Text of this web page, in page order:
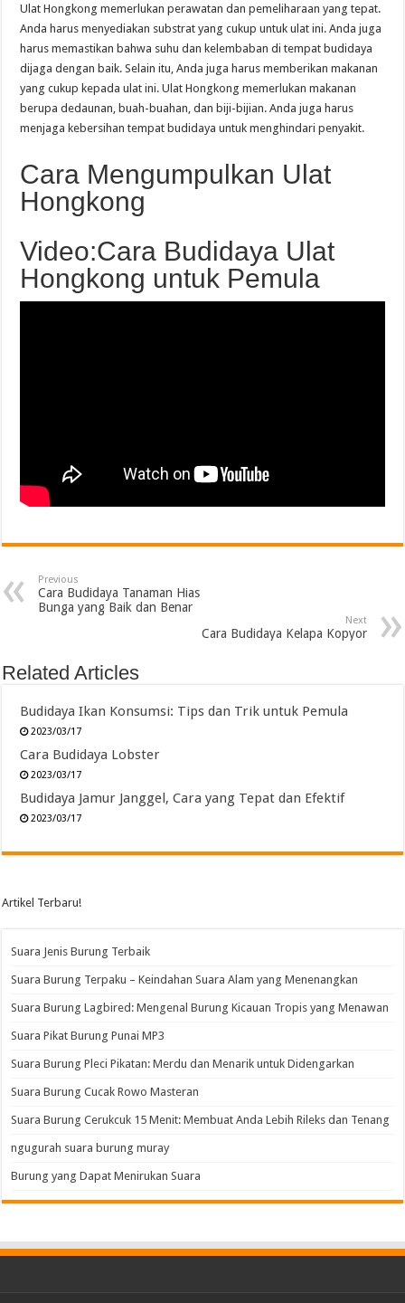
Ulat Hongkong memerlukan perawatan dan pemeliharaan yang tepat.
Anda harus menyediakan substrat yang cukup untuk ulat ini. Anda juga
harus memastikan bahwa suhu dan kelembaban di tempat budidaya
dijaga dengan baik. Selain itu, Anda juga harus memberikan makanan
yang cukup kepada ulat ini. Ulat Hongkong memerlukan makanan
berupa dedaunan, buah-buahan, dan biji-bijian. Anda juga harus
menjaga kebersihan tempat budidaya untuk menghindari penyakit.
Cara Mengumpulkan Ulat
Hongkong
Video:Cara Budidaya Ulat
Hongkong untuk Pemula
Previous
Cara Budidaya Tanaman Hias
Bunga yang Baik dan Benar
Next
Cara Budidaya Kelapa Kopyor
Related Articles
Budidaya Ikan Konsumsi: Tips dan Trik untuk Pemula
2023/03/17
Cara Budidaya Lobster
2023/03/17
Budidaya Jamur Janggel, Cara yang Tepat dan Efektif
2023/03/17
Artikel Terbaru!
Suara Jenis Burung Terbaik
Suara Burung Terpaku – Keindahan Suara Alam yang Menenangkan
Suara Burung Lagbired: Mengenal Burung Kicauan Tropis yang Menawan
Suara Pikat Burung Punai MP3
Suara Burung Pleci Pikatan: Merdu dan Menarik untuk Didengarkan
Suara Burung Cucak Rowo Masteran
Suara Burung Cerukcuk 15 Menit: Membuat Anda Lebih Rileks dan Tenang
ngugurah suara burung muray
Burung yang Dapat Menirukan Suara